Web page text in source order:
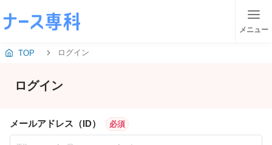
メニュー
TOP ログイン
ログイン
メールアドレス（ID） 必須